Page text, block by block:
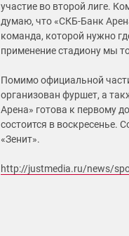
участие во второй лиге.
думаю, что «СКБ-Банк
команда, которой нужно
применение стадиону мы
Помимо официальной
организован фуршет, а
Арена» готова к первому
состоится в воскресенье.
«Зенит».
http://justmedia.ru/news/